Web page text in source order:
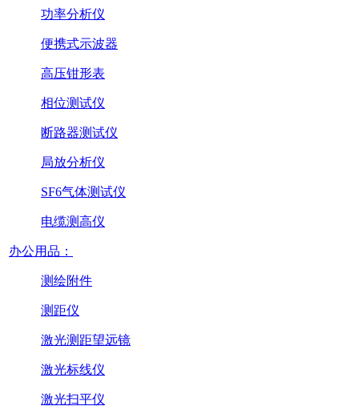
功率分析仪
便携式示波器
高压钳形表
相位测试仪
断路器测试仪
局放分析仪
SF6气体测试仪
电缆测高仪
办公用品：
测绘附件
测距仪
激光测距望远镜
激光标线仪
激光扫平仪